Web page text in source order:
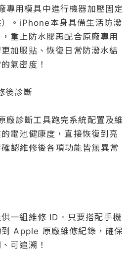
專用模具中進行機器加壓固定
）。iPhone本身具備生活防潑
重上防水膠再配合原廠專用
加服貼、恢復日常防潑水結
氣密度！
後診斷
廠診斷工具跑完系統配置及維
電池健康度，直接恢復到亮
認維修後各項功能皆無異常
一組維修 ID。只要搭配手機
Apple 原廠維修紀錄，確保
可追溯！